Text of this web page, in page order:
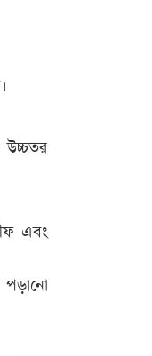
উচ্চতর
এবং
পড়ানো